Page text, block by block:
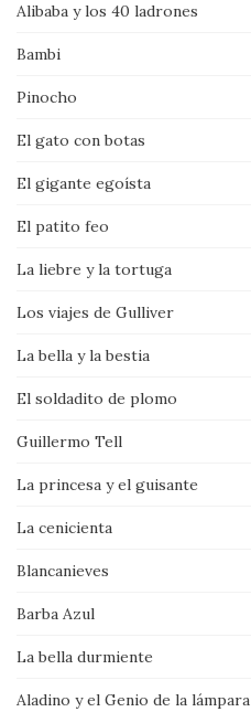
Alibaba y los 40 ladrones
Bambi
Pinocho
El gato con botas
El gigante egoísta
El patito feo
La liebre y la tortuga
Los viajes de Gulliver
La bella y la bestia
El soldadito de plomo
Guillermo Tell
La princesa y el guisante
La cenicienta
Blancanieves
Barba Azul
La bella durmiente
Aladino y el Genio de la lámpara